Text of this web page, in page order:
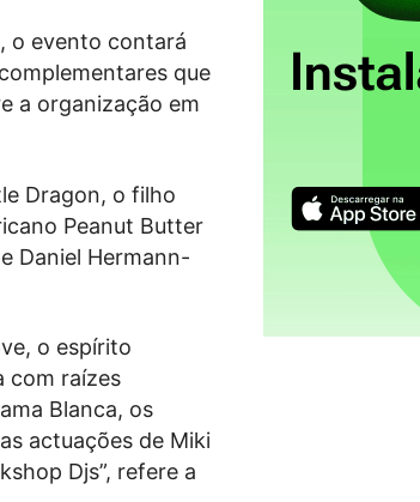
o evento contará
que
a organização em
Dragon, o filho
Peanut Butter
Daniel Hermann-
o espírito
com raízes
Blanca, os
actuações de Miki
Djs”, refere a